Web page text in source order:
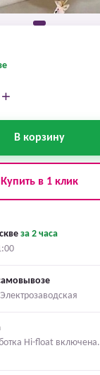
+
В корзину
Купить в 1 клик
за 2 часа
Hi-float включена.